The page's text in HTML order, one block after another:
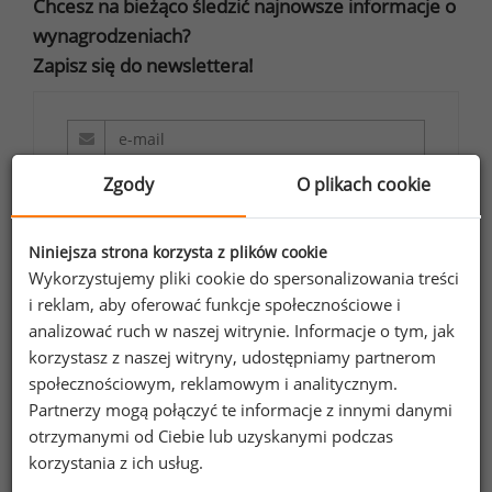
Chcesz na bieżąco śledzić najnowsze informacje o
wynagrodzeniach?
Zapisz się do newslettera!
Wyrażam zgodę na przetwarzanie moich
danych osobowych zawartych w
formularzu przez Sedlak
Sedlak sp. z o.o.
sp. k. w celu otrzymywania bezpłatnego
newsletter’a portalu wynagrodzenia.pl.
Wyrażam zgodę na przesyłanie na podany
adres e-mail ofert handlowych oraz
informacji marketingowych. Oświadczam,
że zapoznałem się z treściąinformacji na
temat przetwarzania.
Zgody O plikach cookie
Niniejsza strona korzysta z plików cookie
Wykorzystujemy pliki cookie do spersonalizowania treści
i reklam, aby oferować funkcje społecznościowe i
analizować ruch w naszej witrynie. Informacje o tym, jak
korzystasz z naszej witryny, udostępniamy partnerom
społecznościowym, reklamowym i analitycznym.
Partnerzy mogą połączyć te informacje z innymi danymi
otrzymanymi od Ciebie lub uzyskanymi podczas
korzystania z ich usług.